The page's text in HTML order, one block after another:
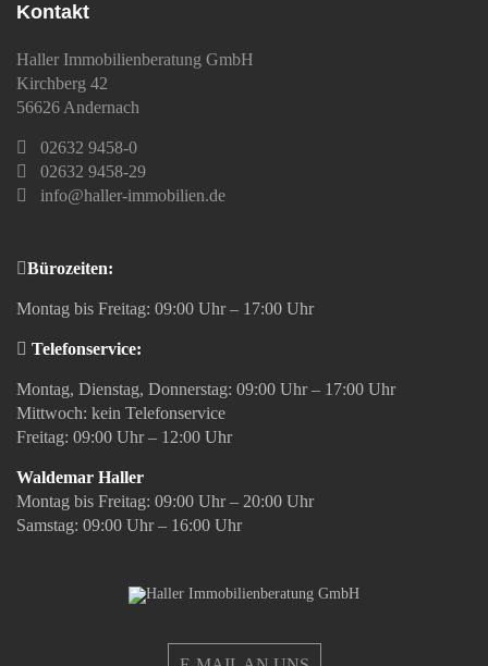
Kontakt
Haller Immobilienberatung GmbH
Kirchberg 42
56626 Andernach
02632 9458-0
02632 9458-29
info@haller-immobilien.de
Bürozeiten:
Montag bis Freitag: 09:00 Uhr – 17:00 Uhr
Telefonservice:
Montag, Dienstag, Donnerstag: 09:00 Uhr – 17:00 Uhr
Mittwoch: kein Telefonservice
Freitag: 09:00 Uhr – 12:00 Uhr
Waldemar Haller
Montag bis Freitag: 09:00 Uhr – 20:00 Uhr
Samstag: 09:00 Uhr – 16:00 Uhr